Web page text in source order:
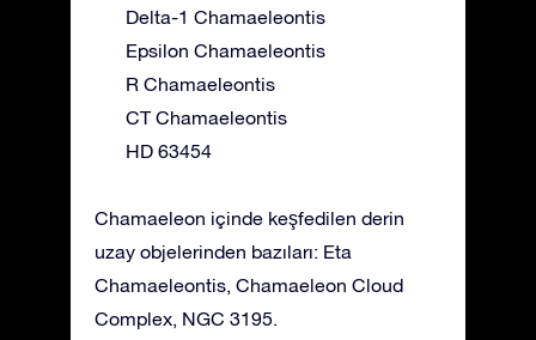
Delta-1 Chamaeleontis
Epsilon Chamaeleontis
R Chamaeleontis
CT Chamaeleontis
HD 63454
Chamaeleon içinde keşfedilen derin
uzay objelerinden bazıları: Eta
Chamaeleontis, Chamaeleon Cloud
Complex, NGC 3195.